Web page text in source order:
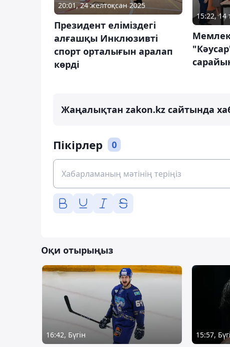
20:01, 24 желтоқсан 2025
Президент еліміздегі
алғашқы Инклюзивті
спорт орталығын аралап
көрді
15:22, 14
Жаңалықтан zakon.kz сайтында
Пікірлер 0
Оқи отырыңыз
16:42, Бүгін 15:57,